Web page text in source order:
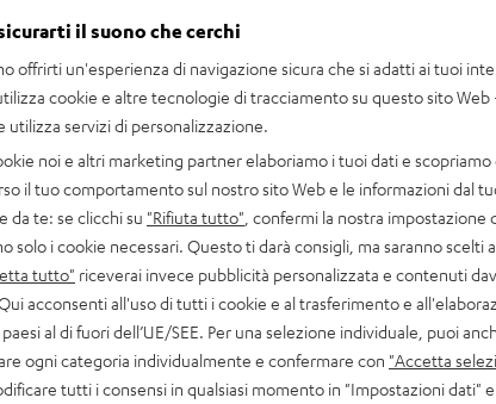
ringraziarti.
di audio TV,
opzionalmente (nessun
8 amplificatori di potenza,
livelli elevati, privi di
virtuale e la possibilità di
posizionabile in
il suono che cerchi
offrirti un'esperienza di navigazione sicura che si adatti ai tuoi
cookie e altre tecnologie di tracciamento su questo sito Web
utilizza servizi di personalizzazione.
noi e altri marketing partner elaboriamo i tuoi dati e scopriamo
il tuo comportamento sul nostro sito Web e le informazioni dal
da te: se clicchi su "Rifiuta tutto" , confermi la nostra impostazione
solo i cookie necessari. Questo ti darà consigli, ma saranno scelti
tutto" riceverai invece pubblicità personalizzata e contenuti
acconsenti all'uso di tutti i cookie e al trasferimento e
al di fuori dell’UE/SEE. Per una selezione individuale, puoi
ogni categoria individualmente e confermare con "Accetta
tutti i consensi in qualsiasi momento in "Impostazioni dati"